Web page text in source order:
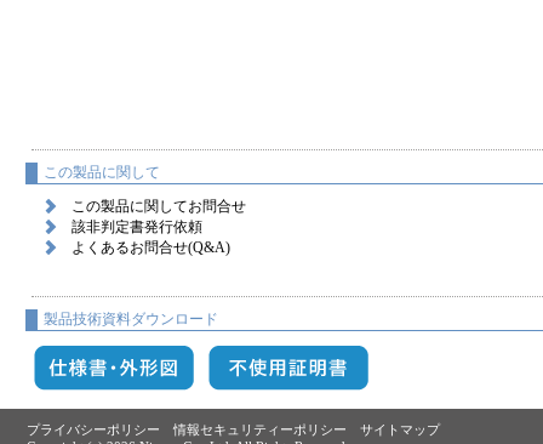
この製品に関して
この製品に関してお問合せ
該非判定書発行依頼
よくあるお問合せ(Q&A)
製品技術資料ダウンロード
プライバシーポリシー 情報セキュリティーポリシー
サイトマップ